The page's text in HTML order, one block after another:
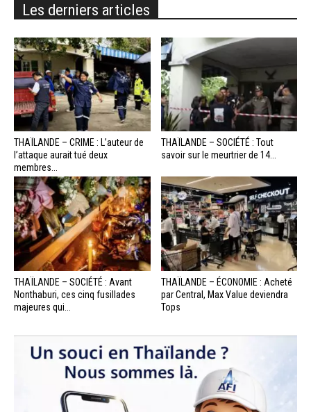
Les derniers articles
THAÏLANDE – CRIME : L’auteur de
l’attaque aurait tué deux
membres...
THAÏLANDE – SOCIÉTÉ : Tout
savoir sur le meurtrier de 14...
THAÏLANDE – SOCIÉTÉ : Avant
Nonthaburi, ces cinq fusillades
majeures qui...
THAÏLANDE – ÉCONOMIE : Acheté
par Central, Max Value deviendra
Tops